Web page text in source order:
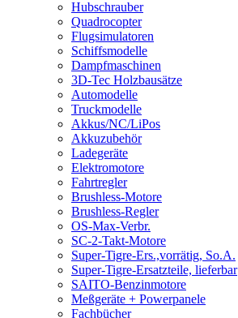
Hubschrauber
Quadrocopter
Flugsimulatoren
Schiffsmodelle
Dampfmaschinen
3D-Tec Holzbausätze
Automodelle
Truckmodelle
Akkus/NC/LiPos
Akkuzubehör
Ladegeräte
Elektromotore
Fahrtregler
Brushless-Motore
Brushless-Regler
OS-Max-Verbr.
SC-2-Takt-Motore
Super-Tigre-Ers.,vorrätig, So.A.
Super-Tigre-Ersatzteile, lieferbar
SAITO-Benzinmotore
Meßgeräte + Powerpanele
Fachbücher